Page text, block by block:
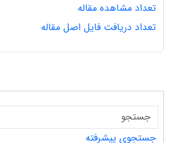
تعداد مشاهده مقاله
تعداد دریافت فایل اصل مقاله
جستجوی پیشرفته